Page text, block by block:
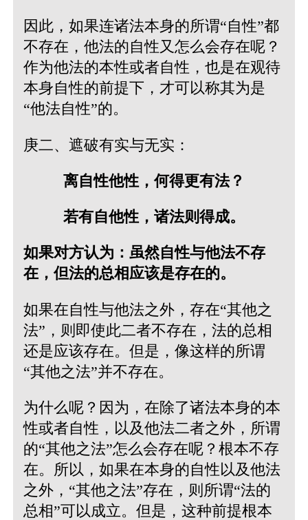
因此，如果连诸法本身的所谓“自性”都
不存在，他法的自性又怎么会存在呢？
作为他法的本性或者自性，也是在观待
本身自性的前提下，才可以称其为是
“他法自性”的。
庚二、遮破有实与无实：
离自性他性，何得更有法？
若有自他性，诸法则得成。
如果对方认为：虽然自性与他法不存
在，但法的总相应该是存在的。
如果在自性与他法之外，存在“其他之
法”，则即使此二者不存在，法的总相
还是应该存在。但是，像这样的所谓
“其他之法”并不存在。
为什么呢？因为，在除了诸法本身的本
性或者自性，以及他法二者之外，所谓
的“其他之法”怎么会存在呢？根本不存
在。所以，如果在本身的自性以及他法
之外，“其他之法”存在，则所谓“法的
总相”可以成立。但是，这种前提根本